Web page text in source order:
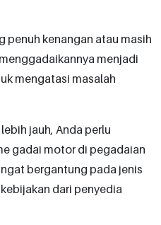
penuh kenangan atau masih
menjadi
mengatasi masalah
jauh, Anda perlu
gadai motor di pegadaian
bergantung pada jenis
dari penyedia